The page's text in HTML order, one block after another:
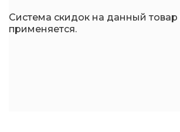
Система скидок на данный товар
применяется.